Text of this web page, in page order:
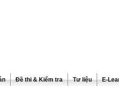
Đề thi & Kiểm tra Tư liệu E-